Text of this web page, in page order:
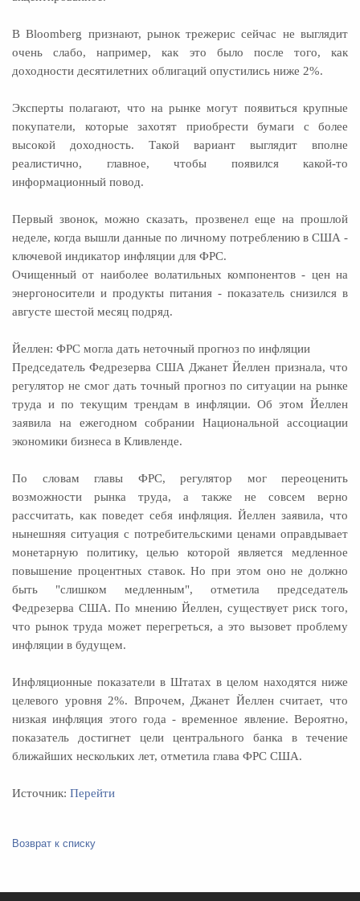
В Bloomberg признают, рынок трежерис сейчас не выглядит
очень слабо, например, как это было после того, как
доходности десятилетних облигаций опустились ниже 2%.
Эксперты полагают, что на рынке могут появиться крупные
покупатели, которые захотят приобрести бумаги с более
высокой доходность. Такой вариант выглядит вполне
реалистично, главное, чтобы появился какой-то
информационный повод.
Первый звонок, можно сказать, прозвенел еще на прошлой
неделе, когда вышли данные по личному потреблению в США -
ключевой индикатор инфляции для ФРС.
Очищенный от наиболее волатильных компонентов - цен на
энергоносители и продукты питания - показатель снизился в
августе шестой месяц подряд.
Йеллен: ФРС могла дать неточный прогноз по инфляции
Председатель Федрезерва США Джанет Йеллен признала, что
регулятор не смог дать точный прогноз по ситуации на рынке
труда и по текущим трендам в инфляции. Об этом Йеллен
заявила на ежегодном собрании Национальной ассоциации
экономики бизнеса в Кливленде.
По словам главы ФРС, регулятор мог переоценить
возможности рынка труда, а также не совсем верно
рассчитать, как поведет себя инфляция. Йеллен заявила, что
нынешняя ситуация с потребительскими ценами оправдывает
монетарную политику, целью которой является медленное
повышение процентных ставок. Но при этом оно не должно
быть "слишком медленным", отметила председатель
Федрезерва США. По мнению Йеллен, существует риск того,
что рынок труда может перегреться, а это вызовет проблему
инфляции в будущем.
Инфляционные показатели в Штатах в целом находятся ниже
целевого уровня 2%. Впрочем, Джанет Йеллен считает, что
низкая инфляция этого года - временное явление. Вероятно,
показатель достигнет цели центрального банка в течение
ближайших нескольких лет, отметила глава ФРС США.
Источник: Перейти
Возврат к списку